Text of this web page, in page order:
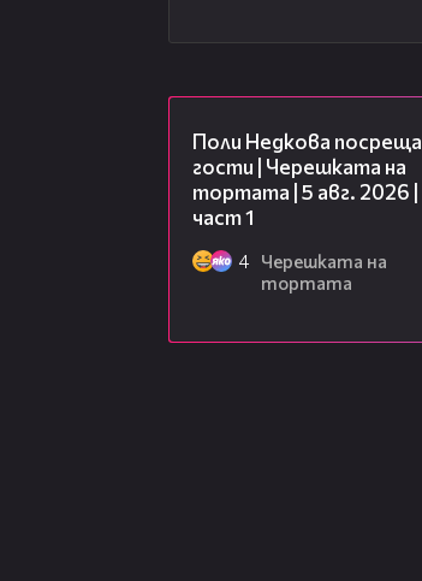
Поли Недкова посреща
гости | Черешката на
тортата | 5 авг. 2026 |
част 1
4
Черешката на
тортата